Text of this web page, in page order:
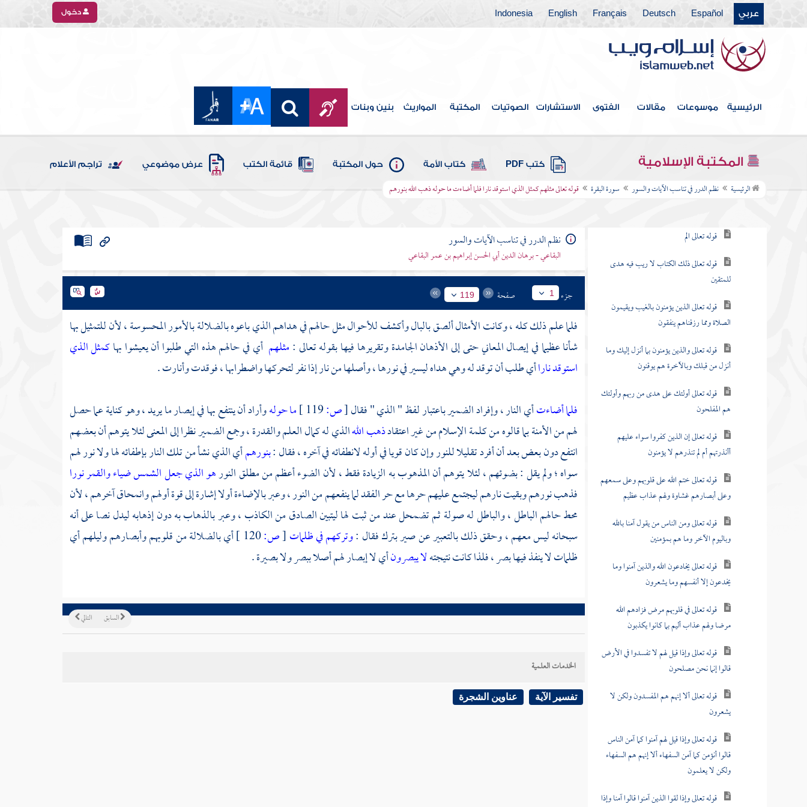
عربي Español
Deutsch
Français
English
Indonesia دخول
الرئيسية موسوعات مقالات الفتوى الاستشارات الصوتيات المكتبة المواريث بنين وبنات
المكتبة الإسلامية كتب PDF كتاب الأمة حول المكتبة قائمة الكتب عرض موضوعي تراجم الأعلام
الرئيسية نظم الدرر في تناسب الآيات والسور سورة البقرة قوله تعالى مثلهم كمثل الذي استوقد نارا فلما أضاءت ما حوله ذهب الله بنورهم
سورة الفاتحة
سورة البقرة
قوله تعالى الم
قوله تعالى ذلك الكتاب لا ريب فيه هدى
للمتقين
قوله تعالى الذين يؤمنون بالغيب ويقيمون
الصلاة ومما رزقناهم ينفقون
قوله تعالى والذين يؤمنون بما أنزل إليك وما
أنزل من قبلك وبالآخرة هم يوقنون
قوله تعالى أولئك على هدى من ربهم وأولئك
هم المفلحون
قوله تعالى إن الذين كفروا سواء عليهم
أأنذرتهم أم لم تنذرهم لا يؤمنون
قوله تعالى ختم الله على قلوبهم وعلى سمعهم
وعلى أبصارهم غشاوة ولهم عذاب عظيم
قوله تعالى ومن الناس من يقول آمنا بالله
وباليوم الآخر وما هم بمؤمنين
قوله تعالى يخادعون الله والذين آمنوا وما
يخدعون إلا أنفسهم وما يشعرون
قوله تعالى في قلوبهم مرض فزادهم الله
مرضا ولهم عذاب أليم بما كانوا يكذبون
قوله تعالى وإذا قيل لهم لا تفسدوا في الأرض
قالوا إنما نحن مصلحون
قوله تعالى ألا إنهم هم المفسدون ولكن لا
يشعرون
قوله تعالى وإذا قيل لهم آمنوا كما آمن الناس
قالوا أنؤمن كما آمن السفهاء ألا إنهم هم السفهاء
ولكن لا يعلمون
قوله تعالى وإذا لقوا الذين آمنوا قالوا آمنا وإذا
نظم الدرر في تناسب الآيات والسور
البقاعي - برهان الدين أبي الحسن إبراهيم بن عمر البقاعي
جزء 1 صفحة 119
فلما علم ذلك كله ، وكانت الأمثال ألصق بالبال وأكشف للأحوال مثل حالهم في هداهم الذي باعوه بالضلالة بالأمور المحسوسة ، لأن للتمثيل بها
شأنا عظيما في إيصال المعاني حتى إلى الأذهان الجامدة وتقريرها فيها بقوله تعالى :مثلهم أي في حالهم هذه التي طلبوا أن يعيشوا بهاكمثل الذي
استوقد ناراأي طلب أن توقد له وهي هداه ليسير في نورها ، وأصلها من نار إذا نفر لتحركها واضطرابها ، فوقدت وأنارت .
فلما أضاءتأي النار ، وإفراد الضمير باعتبار لفظ " الذي " فقال[ص:119 ] ما حولهوأراد أن ينتفع بها في إبصار ما يريد ، وهو كناية عما حصل
لهم من الأمنة بما قالوه من كلمة الإسلام من غير اعتقادذهب اللهالذي له كمال العلم والقدرة ، وجمع الضمير نظرا إلى المعنى لئلا يتوهم أن بعضهم
انتفع دون بعض بعد أن أفرد تقليلا للنور وإن كان قويا في أوله لانطفائه في آخره ، فقال :بنورهمأي الذي نشأ من تلك النار بإطفائه لها ولا نور لهم
سواه ؛ ولم يقل : بضوئهم ، لئلا يتوهم أن المذهوب به الزيادة فقط ، لأن الضوء أعظم من مطلق النورهو الذي جعل الشمس ضياء والقمر نورا
فذهب نورهم وبقيت نارهم ليجتمع عليهم حرها مع حر الفقد لما ينفعهم من النور ، وعبر بالإضاءة أولا إشارة إلى قوة أولهم وانمحاق آخرهم ، لأن
محط حالهم الباطل ، والباطل له صولة ثم تضمحل عند من ثبت لها ليتبين الصادق من الكاذب ، وعبر بالذهاب به دون إذهابه ليدل نصا على أنه
سبحانه ليس معهم ، وحقق ذلك بالتعبير عن صير بترك فقال :وتركهم في ظلمات[ص:120 ]
أي بالضلالة من قلوبهم وأبصارهم وليلهم أي
ظلمات لا ينفذ فيها بصر ، فلذا كانت نتيجتهلا يبصرونأي لا إبصار لهم أصلا ببصر ولا بصيرة .
التالي السابق
الخدمات العلمية
تفسير الآية عناوين الشجرة